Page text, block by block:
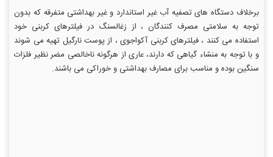
برخلاف دستگاه های تصفیه آب غیر استاندارد و غیر بهداشتی متفرقه که بدون
توجه به سلامتی مصرف کنندگان ، از زغالسنگ در فیلترهای کربنی خود
استفاده می کنند ، فیلترهای کربنی آکواجوی ، از پوست نارگیل تهیه می شوند
و با توجه به منشاء گیاهی که دارند، عاری از هرگونه ناخالصی مضر نظیر فلزات
سنگین بوده و مناسب برای مصارف بهداشتی و خوراکی می باشند.